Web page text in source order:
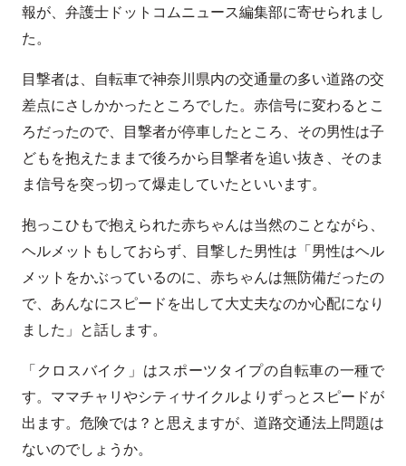
報が、弁護士ドットコムニュース編集部に寄せられまし
た。
目撃者は、自転車で神奈川県内の交通量の多い道路の交
差点にさしかかったところでした。赤信号に変わるとこ
ろだったので、目撃者が停車したところ、その男性は子
どもを抱えたままで後ろから目撃者を追い抜き、そのま
ま信号を突っ切って爆走していたといいます。
抱っこひもで抱えられた赤ちゃんは当然のことながら、
ヘルメットもしておらず、目撃した男性は「男性はヘル
メットをかぶっているのに、赤ちゃんは無防備だったの
で、あんなにスピードを出して大丈夫なのか心配になり
ました」と話します。
「クロスバイク」はスポーツタイプの自転車の一種で
す。ママチャリやシティサイクルよりずっとスピードが
出ます。危険では？と思えますが、道路交通法上問題は
ないのでしょうか。